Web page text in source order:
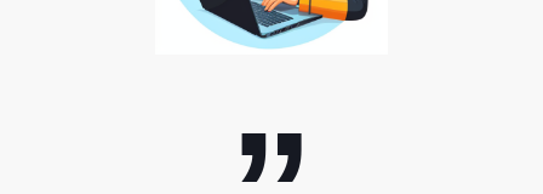
„